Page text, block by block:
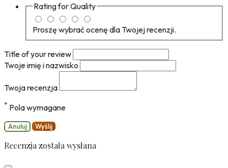
Rating forQuality
Proszę wybrać ocenę dla Twojej recenzji.
Title of your review
Twoje imię i nazwisko
Twoja recenzja
* Pola wymagane
Anuluj Wyślij
Recenzja została wysłana